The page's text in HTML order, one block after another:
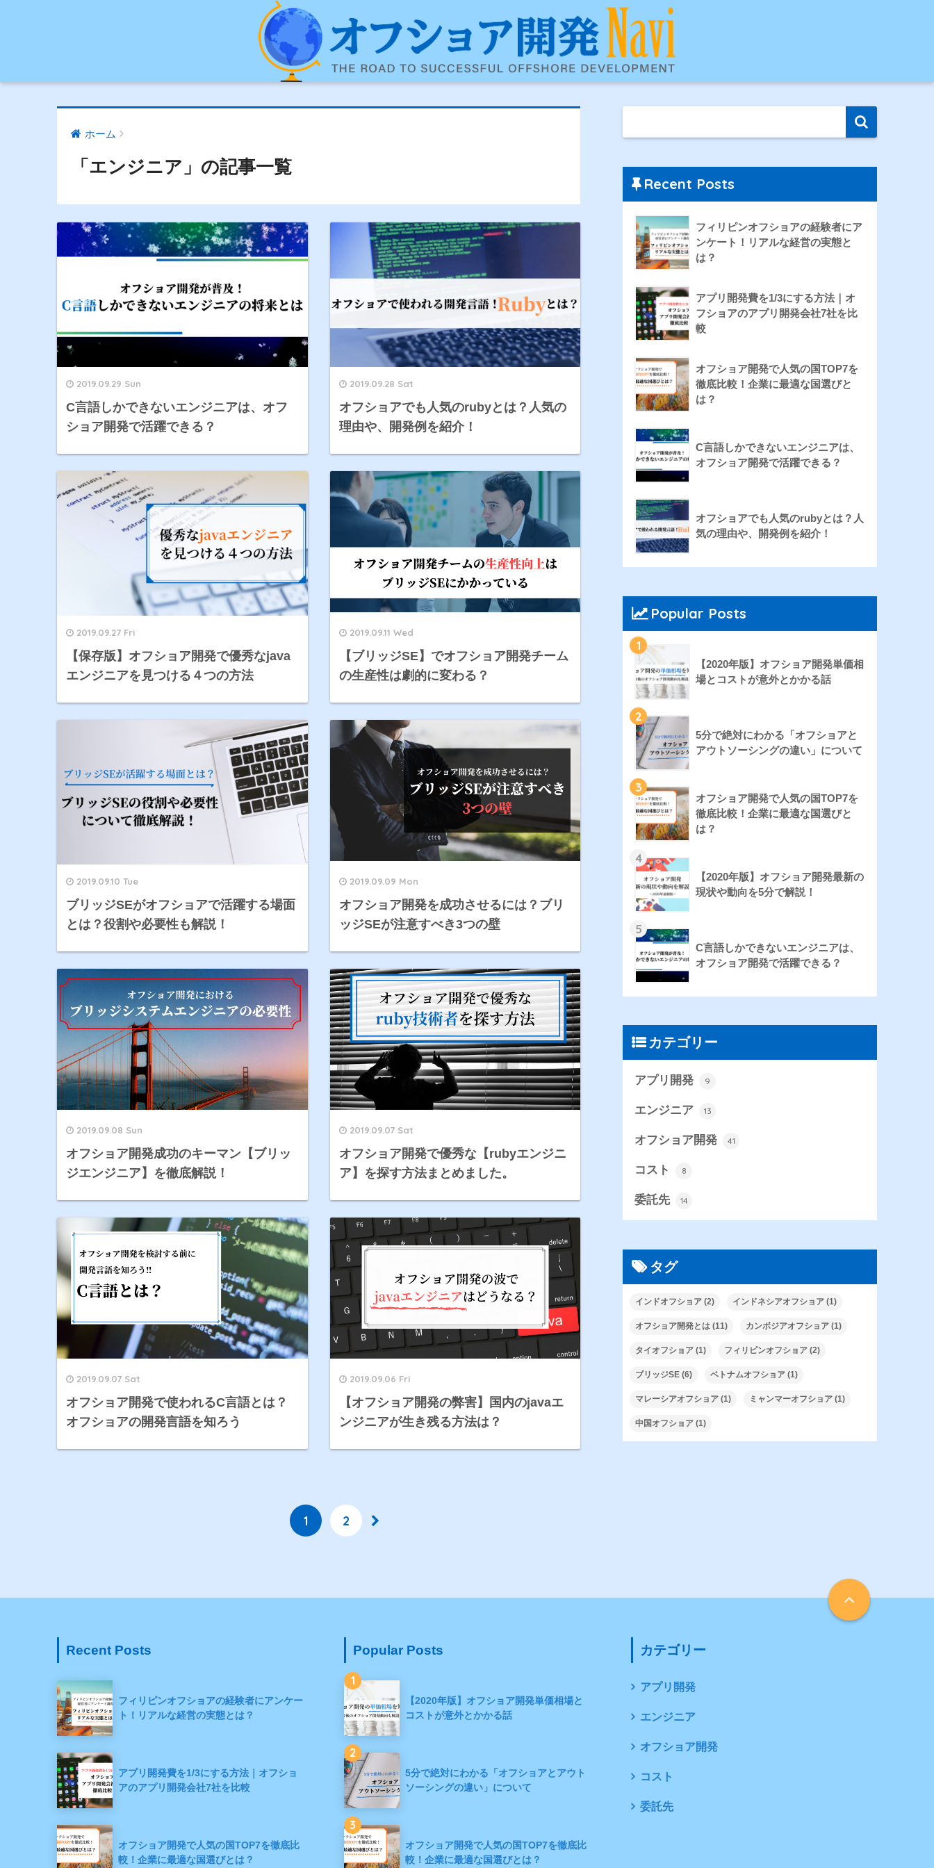
ホーム
「エンジニア」の記事一覧
2019.09.29 Sun
C言語しかできないエンジニアは、オフ
ショア開発で活躍できる？
2019.09.28 Sat
オフショアでも人気のrubyとは？人気の
理由や、開発例を紹介！
2019.09.27 Fri
【保存版】オフショア開発で優秀なjava
エンジニアを見つける４つの方法
2019.09.11 Wed
【ブリッジSE】でオフショア開発チーム
の生産性は劇的に変わる？
2019.09.10 Tue
ブリッジSEがオフショアで活躍する場面
とは？役割や必要性も解説！
2019.09.09 Mon
オフショア開発を成功させるには？ブリ
ッジSEが注意すべき3つの壁
2019.09.08 Sun
オフショア開発成功のキーマン【ブリッ
ジエンジニア】を徹底解説！
2019.09.07 Sat
オフショア開発で優秀な【rubyエンジニ
ア】を探す方法まとめました。
2019.09.07 Sat
オフショア開発で使われるC言語とは？
オフショアの開発言語を知ろう
2019.09.06 Fri
【オフショア開発の弊害】国内のjavaエ
ンジニアが生き残る方法は？
1 2
Recent Posts
フィリピンオフショアの経験者にア
ンケート！リアルな経営の実態と
は？
アプリ開発費を1/3にする方法｜オ
フショアのアプリ開発会社7社を比
較
オフショア開発で人気の国TOP7を
徹底比較！企業に最適な国選びと
は？
C言語しかできないエンジニアは、
オフショア開発で活躍できる？
オフショアでも人気のrubyとは？人
気の理由や、開発例を紹介！
Popular Posts
1
【2020年版】オフショア開発単価相
場とコストが意外とかかる話
2
5分で絶対にわかる「オフショアと
アウトソーシングの違い」について
3
オフショア開発で人気の国TOP7を
徹底比較！企業に最適な国選びと
は？
4
【2020年版】オフショア開発最新の
現状や動向を5分で解説！
5
C言語しかできないエンジニアは、
オフショア開発で活躍できる？
カテゴリー
アプリ開発 9
エンジニア 13
オフショア開発 41
コスト 8
委託先 14
タグ
インドオフショア (2) インドネシアオフショア (1)
オフショア開発とは (11) カンボジアオフショア (1)
タイオフショア (1) フィリピンオフショア (2)
ブリッジSE (6) ベトナムオフショア (1)
マレーシアオフショア (1) ミャンマーオフショア (1)
中国オフショア (1)
Recent Posts
フィリピンオフショアの経験者にアンケー
ト！リアルな経営の実態とは？
アプリ開発費を1/3にする方法｜オフショ
アのアプリ開発会社7社を比較
オフショア開発で人気の国TOP7を徹底比
較！企業に最適な国選びとは？
Popular Posts
1
【2020年版】オフショア開発単価相場と
コストが意外とかかる話
2
5分で絶対にわかる「オフショアとアウト
ソーシングの違い」について
3
オフショア開発で人気の国TOP7を徹底比
較！企業に最適な国選びとは？
カテゴリー
アプリ開発
エンジニア
オフショア開発
コスト
委託先